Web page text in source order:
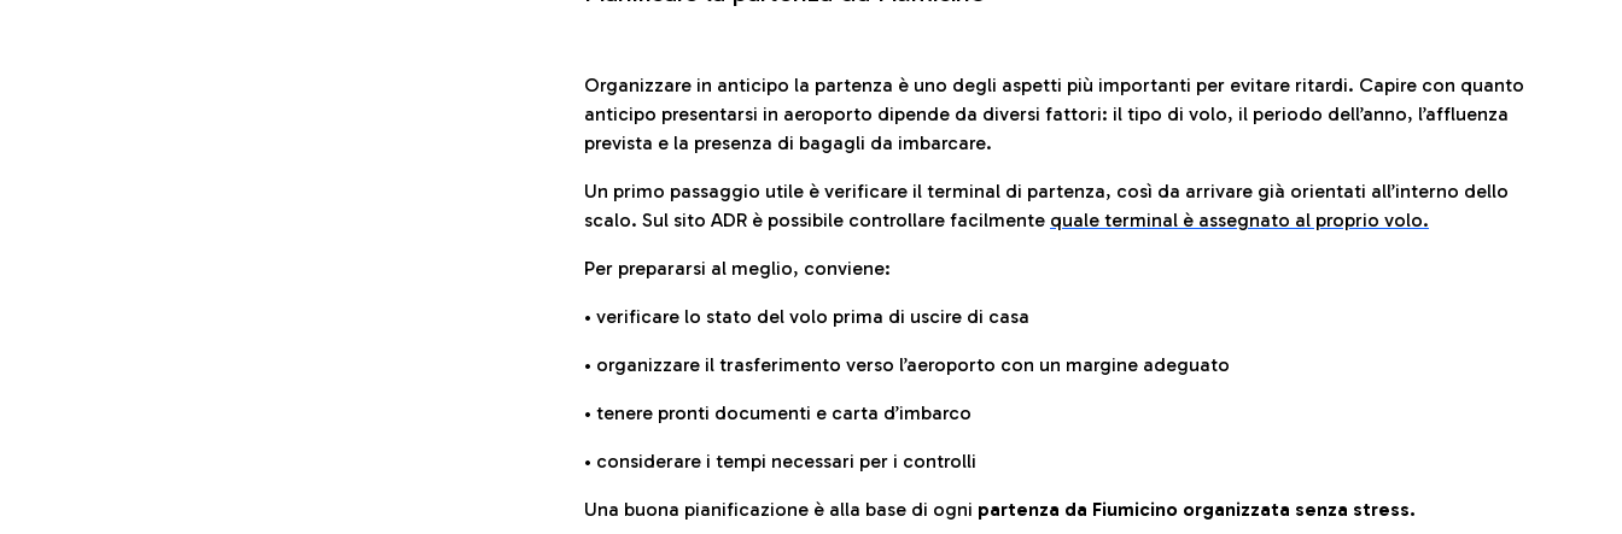
Organizzare in anticipo la partenza è uno degli aspetti più importanti per evitare ritardi. Capire con quanto
anticipo presentarsi in aeroporto dipende da diversi fattori: il tipo di volo, il periodo dell’anno, l’affluenza
prevista e la presenza di bagagli da imbarcare.
Un primo passaggio utile è verificare il terminal di partenza, così da arrivare già orientati all’interno dello
scalo. Sul sito ADR è possibile controllare facilmente quale terminal è assegnato al proprio volo.
Per prepararsi al meglio, conviene:
• verificare lo stato del volo prima di uscire di casa
• organizzare il trasferimento verso l’aeroporto con un margine adeguato
• tenere pronti documenti e carta d’imbarco
• considerare i tempi necessari per i controlli
Una buona pianificazione è alla base di ogni partenza da Fiumicino organizzata senza stress.